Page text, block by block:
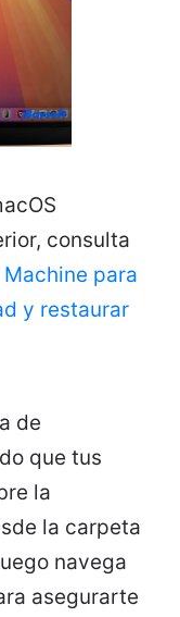
consulta
para
y restaurar
de
que tus
la
la carpeta
navega
asegurarte